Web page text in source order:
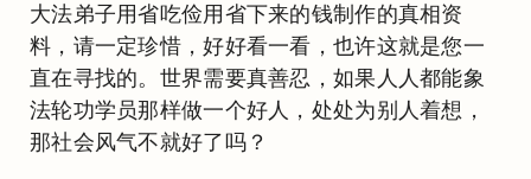
大法弟子用省吃俭用省下来的钱制作的真相资
料，请一定珍惜，好好看一看，也许这就是您一
直在寻找的。世界需要真善忍，如果人人都能象
法轮功学员那样做一个好人，处处为别人着想，
那社会风气不就好了吗？